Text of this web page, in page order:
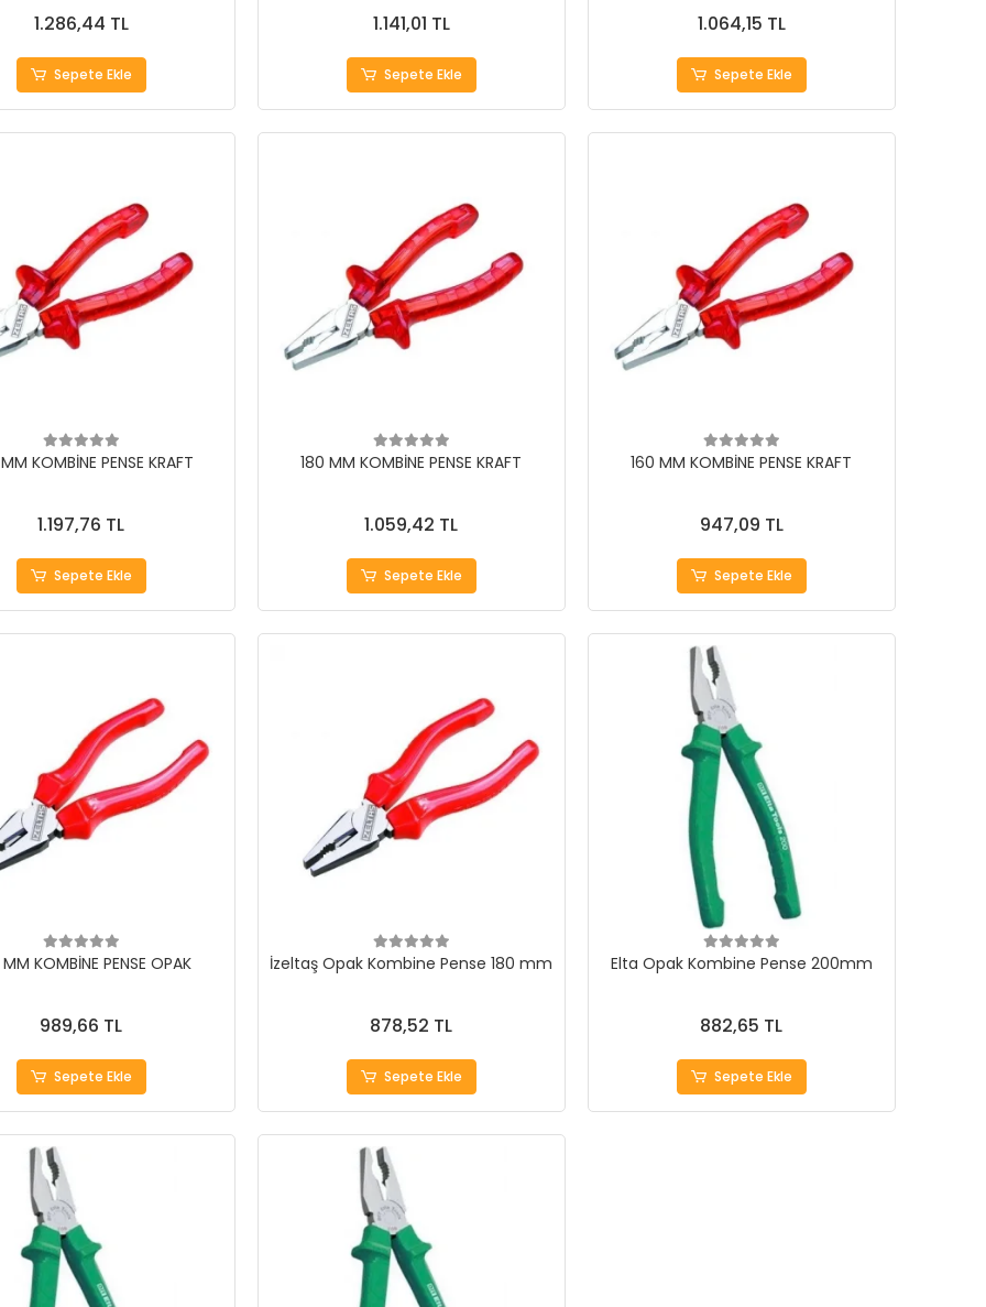
1.286,44 TL
Sepete Ekle
1.141,01 TL
Sepete Ekle
1.064,15 TL
Sepete Ekle
KOMBİNE PENSE KRAFT
1.197,76 TL
Sepete Ekle
180 MM KOMBİNE PENSE KRAFT
1.059,42 TL
Sepete Ekle
160 MM KOMBİNE PENSE KRAFT
947,09 TL
Sepete Ekle
KOMBİNE PENSE OPAK
989,66 TL
Sepete Ekle
İzeltaş Opak Kombine Pense 180 mm
878,52 TL
Sepete Ekle
Elta Opak Kombine Pense 200mm
882,65 TL
Sepete Ekle